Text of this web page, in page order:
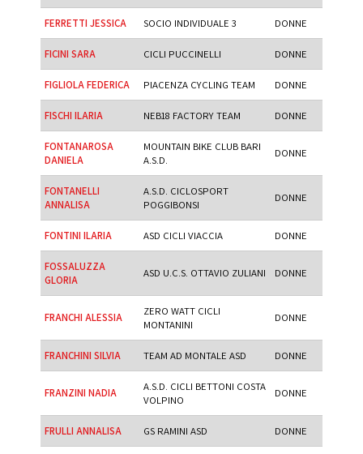
FERRETTI JESSICA SOCIO INDIVIDUALE 3 DONNE
FICINI SARA CICLI PUCCINELLI DONNE
FIGLIOLA FEDERICA PIACENZA CYCLING TEAM DONNE
FISCHI ILARIA NEB18 FACTORY TEAM DONNE
FONTANAROSA
DANIELA
MOUNTAIN BIKE CLUB BARI
A.S.D.
DONNE
FONTANELLI
ANNALISA
A.S.D. CICLOSPORT
POGGIBONSI
DONNE
FONTINI ILARIA ASD CICLI VIACCIA DONNE
FOSSALUZZA
GLORIA
ASD U.C.S. OTTAVIO ZULIANI DONNE
FRANCHI ALESSIA
ZERO WATT CICLI
MONTANINI
DONNE
FRANCHINI SILVIA TEAM AD MONTALE ASD DONNE
FRANZINI NADIA
A.S.D. CICLI BETTONI COSTA
VOLPINO
DONNE
FRULLI ANNALISA GS RAMINI ASD DONNE